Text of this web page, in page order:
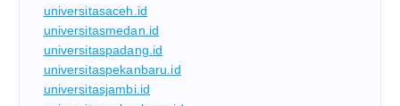
universitasaceh.id
universitasmedan.id
universitaspadang.id
universitaspekanbaru.id
universitasjambi.id